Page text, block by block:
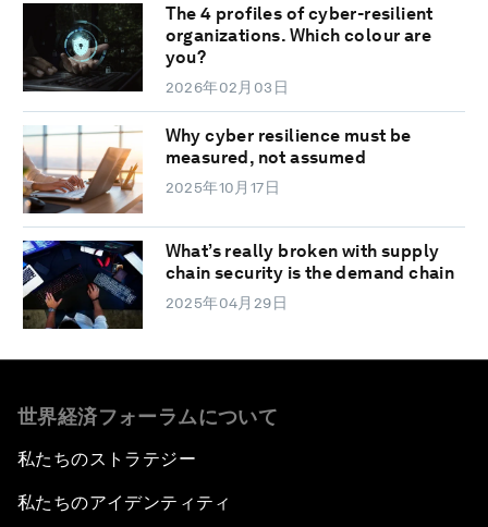
The 4 profiles of cyber-resilient
organizations. Which colour are
you?
2026年02月03日
Why cyber resilience must be
measured, not assumed
2025年10月17日
What’s really broken with supply
chain security is the demand chain
2025年04月29日
世界経済フォーラムについて
私たちのストラテジー
私たちのアイデンティティ